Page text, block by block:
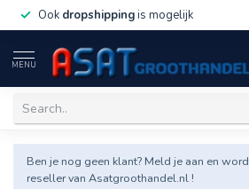
Ook dropshippingis mogelijk
MENU
Ben je nog geen klant? Meld je aan en
reseller van Asatgroothandel.nl !